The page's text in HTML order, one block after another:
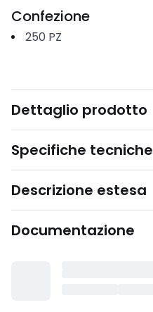
Confezione
250 PZ
Dettaglio prodotto
Specifiche tecniche
Descrizione estesa
Documentazione